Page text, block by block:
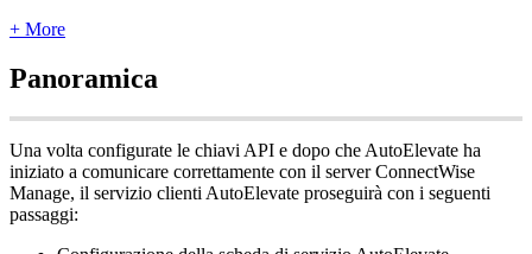
+ More
Panoramica
Una volta configurate le chiavi API e dopo che AutoElevate ha
iniziato a comunicare correttamente con il server ConnectWise
Manage, il servizio clienti AutoElevate proseguirà con i seguenti
passaggi: